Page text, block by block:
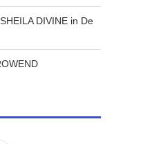
DIVINE in De